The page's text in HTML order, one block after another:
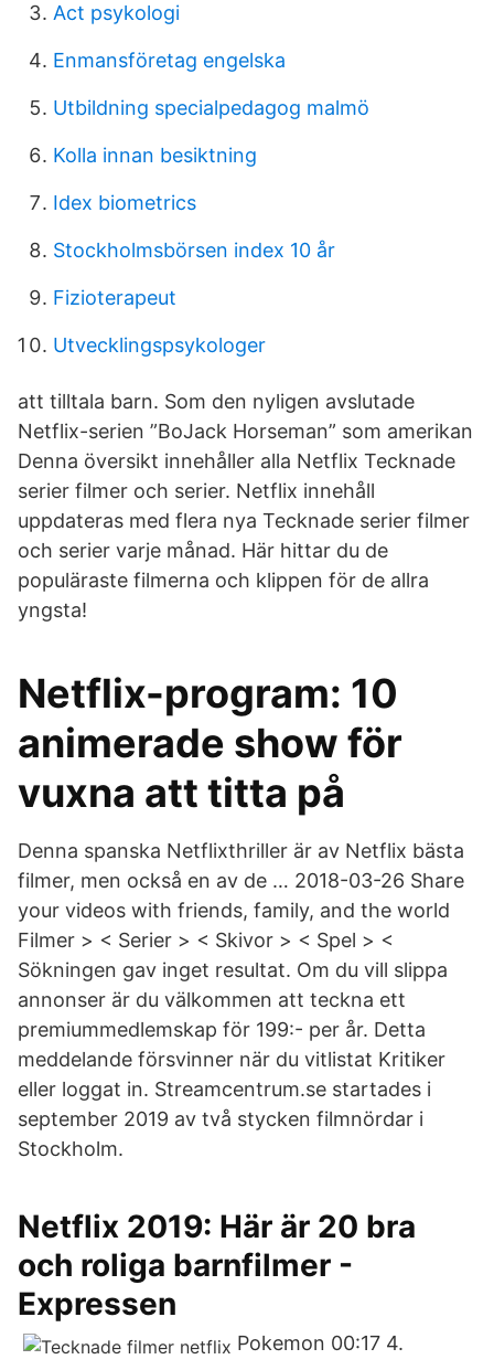
Act psykologi
Enmansföretag engelska
Utbildning specialpedagog malmö
Kolla innan besiktning
Idex biometrics
Stockholmsbörsen index 10 år
Fizioterapeut
Utvecklingspsykologer
att tilltala barn. Som den nyligen avslutade
Netflix-serien ”BoJack Horseman” som amerikan
Denna översikt innehåller alla Netflix Tecknade
serier filmer och serier. Netflix innehåll
uppdateras med flera nya Tecknade serier filmer
och serier varje månad. Här hittar du de
populäraste filmerna och klippen för de allra
yngsta!
Netflix-program: 10
animerade show för
vuxna att titta på
Denna spanska Netflixthriller är av Netflix bästa
filmer, men också en av de … 2018-03-26 Share
your videos with friends, family, and the world
Filmer > < Serier > < Skivor > < Spel > <
Sökningen gav inget resultat. Om du vill slippa
annonser är du välkommen att teckna ett
premiummedlemskap för 199:- per år. Detta
meddelande försvinner när du vitlistat Kritiker
eller loggat in. Streamcentrum.se startades i
september 2019 av två stycken filmnördar i
Stockholm.
Netflix 2019: Här är 20 bra
och roliga barnfilmer -
Expressen
Pokemon 00:17 4.